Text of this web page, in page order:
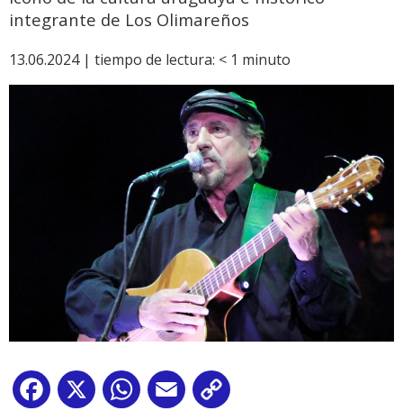
integrante de Los Olimareños
13.06.2024 | tiempo de lectura: < 1 minuto
Facebook
X WhatsApp
Email